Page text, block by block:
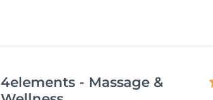
4elements - Massage &